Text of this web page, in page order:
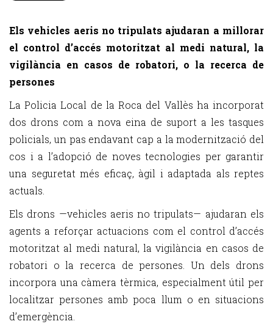
Els vehicles aeris no tripulats ajudaran a millorar
el control d’accés motoritzat al medi natural, la
vigilància en casos de robatori, o la recerca de
persones
La Policia Local de la Roca del Vallès ha incorporat
dos drons com a nova eina de suport a les tasques
policials, un pas endavant cap a la modernització del
cos i a l’adopció de noves tecnologies per garantir
una seguretat més eficaç, àgil i adaptada als reptes
actuals.
Els drons —vehicles aeris no tripulats— ajudaran els
agents a reforçar actuacions com el control d’accés
motoritzat al medi natural, la vigilància en casos de
robatori o la recerca de persones. Un dels drons
incorpora una càmera tèrmica, especialment útil per
localitzar persones amb poca llum o en situacions
d’emergència.